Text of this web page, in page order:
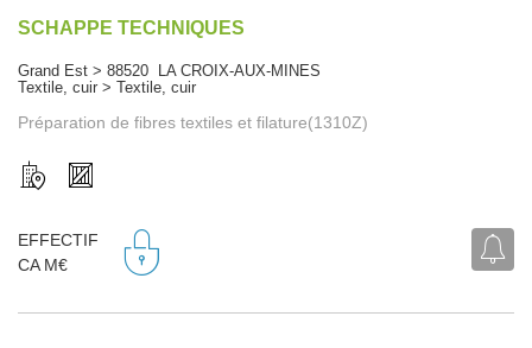
SCHAPPE TECHNIQUES
Grand Est > 88520 LA CROIX-AUX-MINES
Textile, cuir > Textile, cuir
Préparation de fibres textiles et filature(1310Z)
EFFECTIF
CA M€